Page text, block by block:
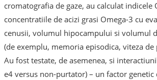
cromatografia de gaze, au calculat
concentratiile de acizi grasi Omega-3 cu
cenusii, volumul hipocampului si volumul
(de exemplu, memoria episodica, viteza
Au fost testate, de asemenea, si
e4 versus non-purtator) – un factor